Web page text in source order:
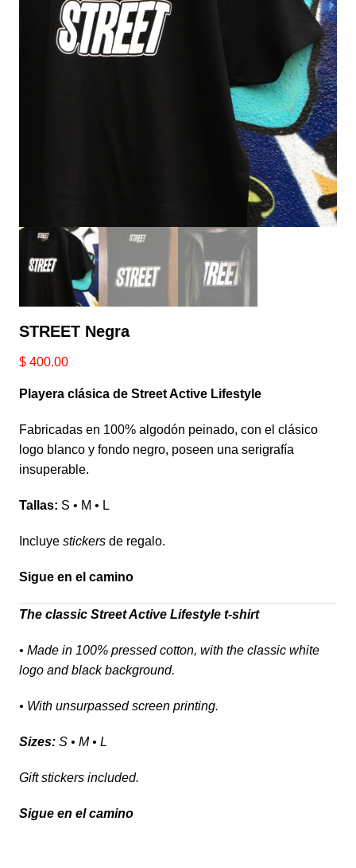
STREET Negra
$400.00
Playera clásica de Street Active Lifestyle
Fabricadas en 100% algodón peinado, con el clásico
logo blanco y fondo negro, poseen una serigrafía
insuperable.
Tallas: S • M • L
Incluye stickersde regalo.
Sigue en el camino
The classic Street Active Lifestyle t-shirt
• Made in 100% pressed cotton, with the classic white
logo and black background.
• With unsurpassed screen printing.
Sizes:S • M • L
Gift stickers included.
Sigue en el camino